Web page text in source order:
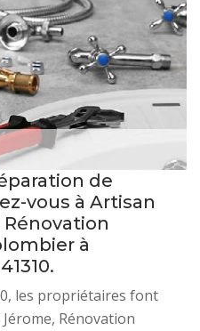
de
vous à Artisan
à
les propriétaires font
Rénovation